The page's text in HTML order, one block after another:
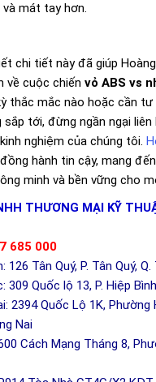
và mát tay hơn.
chi tiết này đã giúp
về cuộc chiến vỏ ABS vs
thắc mắc nào hoặc cần
sắp tới, đừng ngần ngại
nghiệm của chúng tôi.
hành tin cậy, mang
minh và bền vững cho
THƯƠNG MẠI KỸ
685 000
Tân Quý, P. Tân Quý, Q.
309 Quốc lộ 13, P. Hiệp
2394 Quốc Lộ 1K, Phường
Nai
Cách Mạng Tháng 8,